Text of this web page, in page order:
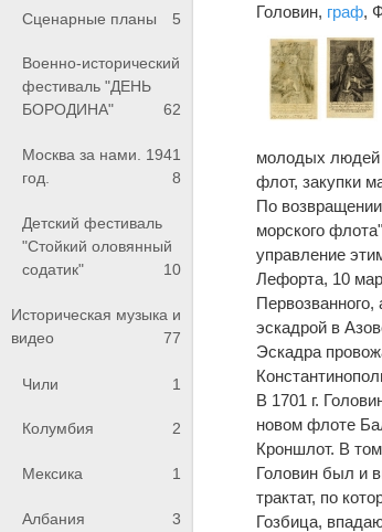
Сценарные планы 5
Военно-исторический
фестиваль "ДЕНЬ
БОРОДИНА"
62
Москва за нами. 1941
год.
8
Детский фестиваль
"Стойкий оловянный
содатик"
10
Историческая музыка и
видео
77
Чили 1
Колумбия 2
Мексика 1
Албания 3
Головин, граф,
молодых людей
флот, закупки
По
морского
управление
Лефорта, 10
эскадрой в
Эскадра
В 1701 г.
новом флоте
Кроншлот. В
Головин был и
трактат, по
Гозбица,